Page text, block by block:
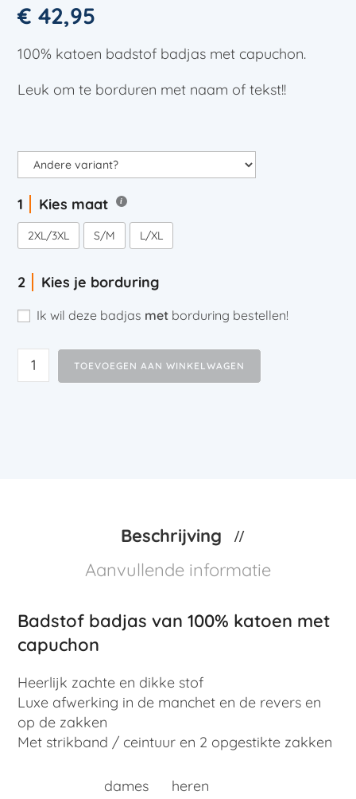
€ 42,95
100% katoen badstof badjas met capuchon.
Leuk om te borduren met naam of tekst!!
Kies maat
2XL/3XL S/M L/XL
Kies je borduring
Ik wil deze badjas met borduring bestellen!
TOEVOEGEN AAN WINKELWAGEN
Beschrijving
Aanvullende informatie
Badstof badjas van 100% katoen met
capuchon
Heerlijk zachte en dikke stof
Luxe afwerking in de manchet en de revers en
op de zakken
Met strikband / ceintuur en 2 opgestikte zakken
dames heren